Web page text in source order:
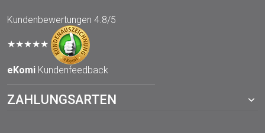
Kundenbewertungen 4.8/5
★★★★★
eKomi Kundenfeedback
ZAHLUNGSARTEN